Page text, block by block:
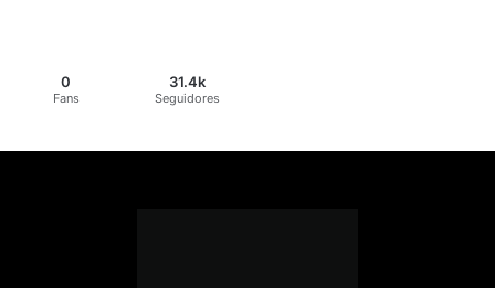
0
Fans
31.4k
Seguidores